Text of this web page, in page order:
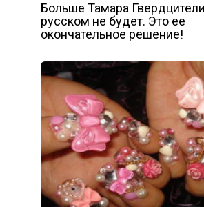
Больше Тамара
русском не будет. Это ее
окончательное решение!